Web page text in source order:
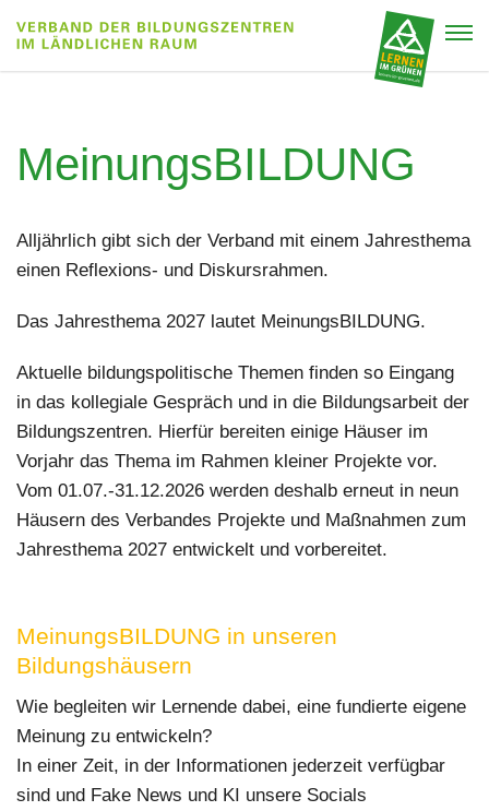
MeinungsBILDUNG
Alljährlich gibt sich der Verband mit einem Jahresthema
einen Reflexions- und Diskursrahmen.
Das Jahresthema 2027 lautet MeinungsBILDUNG.
Aktuelle bildungspolitische Themen finden so Eingang
in das kollegiale Gespräch und in die Bildungsarbeit der
Bildungszentren. Hierfür bereiten einige Häuser im
Vorjahr das Thema im Rahmen kleiner Projekte vor.
Vom 01.07.-31.12.2026 werden deshalb erneut in neun
Häusern des Verbandes Projekte und Maßnahmen zum
Jahresthema 2027 entwickelt und vorbereitet.
MeinungsBILDUNG in unseren
Bildungshäusern
Wie begleiten wir Lernende dabei, eine fundierte eigene
Meinung zu entwickeln?
In einer Zeit, in der Informationen jederzeit verfügbar
sind und Fake News und KI unsere Socials